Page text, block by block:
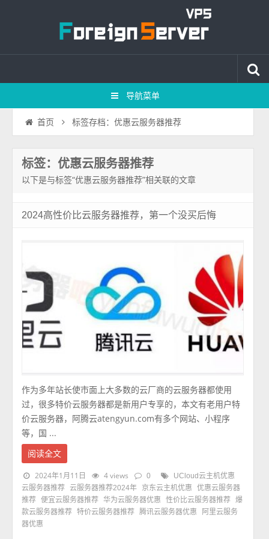
导航菜单
首页 标签存档：优惠云服务器推荐
标签：优惠云服务器推荐
以下是与标签“优惠云服务器推荐”相关联的文章
2024高性价比云服务器推荐，第一个没买后悔
作为多年站长使市面上大多数的云厂商的云服务器都使用
过，很多特价云服务器都是新用户专享的，本文有老用户特
价云服务器，阿腾云atengyun.com有多个网站、小程序
等，国 ...
阅读全文
2024年1月11日 4 views 0
UCloud云主机优惠
云服务器推荐 云服务器推荐2024年 京东云主机优惠
优惠云服务器
推荐 便宜云服务器推荐 华为云服务器优惠 性价比云服务器推荐 爆
款云服务器推荐 特价云服务器推荐 腾讯云服务器优惠
阿里云服务
器优惠